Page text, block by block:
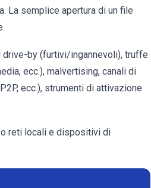
La semplice apertura di un file
by (furtivi/ingannevoli), truffe
ecc.), malvertising, canali di
ecc.), strumenti di attivazione
reti locali e dispositivi di